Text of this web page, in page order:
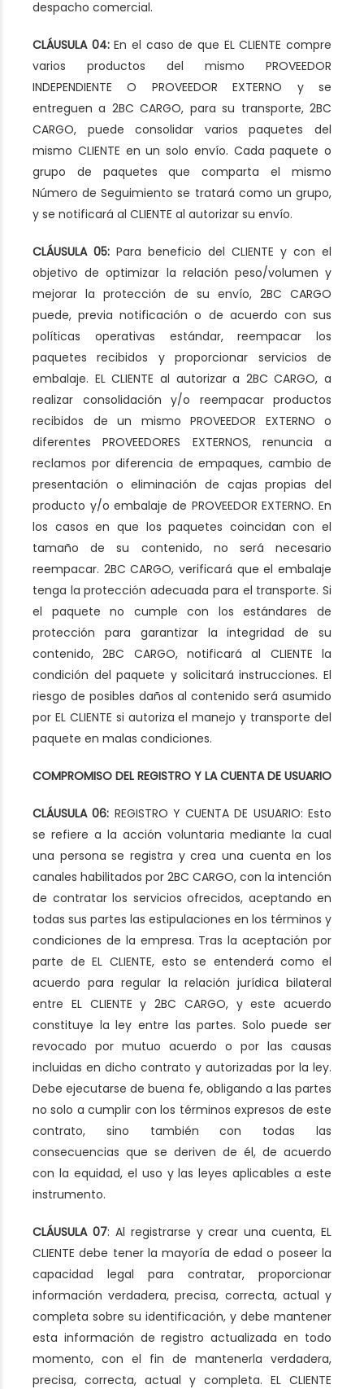
despacho comercial.
CLÁUSULA 04:En el caso de que EL CLIENTE compre
varios productos del mismo PROVEEDOR
INDEPENDIENTE O PROVEEDOR EXTERNO y se
entreguen a 2BC CARGO, para su transporte, 2BC
CARGO, puede consolidar varios paquetes del
mismo CLIENTE en un solo envío. Cada paquete o
grupo de paquetes que comparta el mismo
Número de Seguimiento se tratará como un grupo,
y se notificará al CLIENTE al autorizar su envío.
CLÁUSULA 05: Para beneficio del CLIENTE y con el
objetivo de optimizar la relación peso/volumen y
mejorar la protección de su envío, 2BC CARGO
puede, previa notificación o de acuerdo con sus
políticas operativas estándar, reempacar los
paquetes recibidos y proporcionar servicios de
embalaje. EL CLIENTE al autorizar a 2BC CARGO, a
realizar consolidación y/o reempacar productos
recibidos de un mismo PROVEEDOR EXTERNO o
diferentes PROVEEDORES EXTERNOS, renuncia a
reclamos por diferencia de empaques, cambio de
presentación o eliminación de cajas propias del
producto y/o embalaje de PROVEEDOR EXTERNO. En
los casos en que los paquetes coincidan con el
tamaño de su contenido, no será necesario
reempacar. 2BC CARGO, verificará que el embalaje
tenga la protección adecuada para el transporte. Si
el paquete no cumple con los estándares de
protección para garantizar la integridad de su
contenido, 2BC CARGO, notificará al CLIENTE la
condición del paquete y solicitará instrucciones. El
riesgo de posibles daños al contenido será asumido
por EL CLIENTE si autoriza el manejo y transporte del
paquete en malas condiciones.
COMPROMISO DEL REGISTRO Y LA CUENTA DE USUARIO
CLÁUSULA 06: REGISTRO Y CUENTA DE USUARIO: Esto
se refiere a la acción voluntaria mediante la cual
una persona se registra y crea una cuenta en los
canales habilitados por 2BC CARGO, con la intención
de contratar los servicios ofrecidos, aceptando en
todas sus partes las estipulaciones en los términos y
condiciones de la empresa. Tras la aceptación por
parte de EL CLIENTE, esto se entenderá como el
acuerdo para regular la relación jurídica bilateral
entre EL CLIENTE y 2BC CARGO, y este acuerdo
constituye la ley entre las partes. Solo puede ser
revocado por mutuo acuerdo o por las causas
incluidas en dicho contrato y autorizadas por la ley.
Debe ejecutarse de buena fe, obligando a las partes
no solo a cumplir con los términos expresos de este
contrato, sino también con todas las
consecuencias que se deriven de él, de acuerdo
con la equidad, el uso y las leyes aplicables a este
instrumento.
CLÁUSULA 07: Al registrarse y crear una cuenta, EL
CLIENTE debe tener la mayoría de edad o poseer la
capacidad legal para contratar, proporcionar
información verdadera, precisa, correcta, actual y
completa sobre su identificación, y debe mantener
esta información de registro actualizada en todo
momento, con el fin de mantenerla verdadera,
precisa, correcta, actual y completa. EL CLIENTE